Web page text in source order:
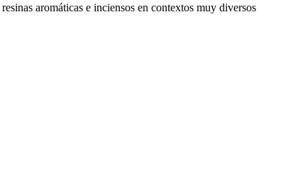
aromáticas e inciensos en contextos muy diversos